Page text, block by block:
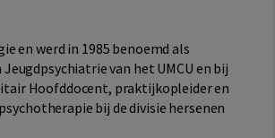
en werd in 1985 benoemd als
van het UMCU en bij
Hoofddocent, praktijkopleider en
bij de divisie hersenen